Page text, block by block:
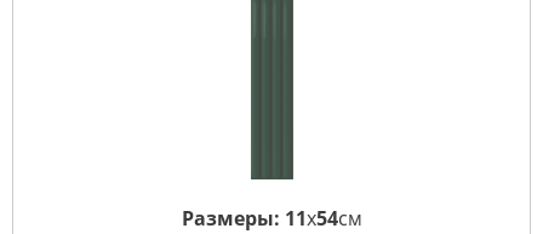
Размеры: 11x54см